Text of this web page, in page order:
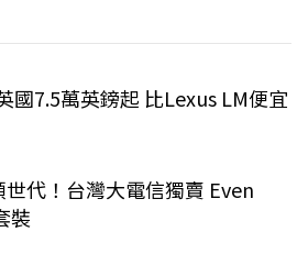
國7.5萬英鎊起 比Lexus LM便宜
代！台灣大電信獨賣 Even
裝